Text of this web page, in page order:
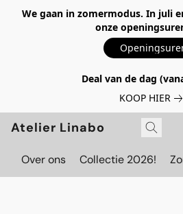
We gaan in zomermodus. In juli
onze
Deal van de dag
KOOP HIER
Atelier Linabo
Over ons Collectie 2026!